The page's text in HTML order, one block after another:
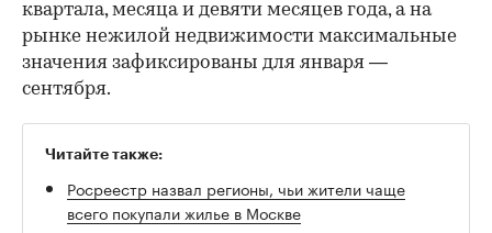
квартала, месяца и девяти месяцев года, а на
рынке нежилой недвижимости максимальные
значения зафиксированы для января —
сентября.
Читайте также:
Росреестр назвал регионы, чьи жители чаще
всего покупали жилье в Москве